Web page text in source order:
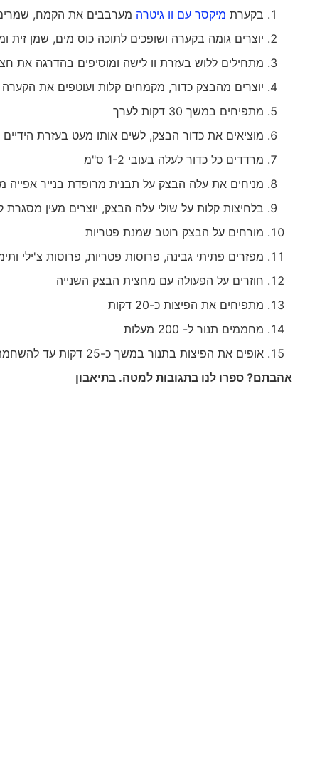
בקערת מיקסר עם וו גיטרה מערבבים את הקמח, שמרים
יוצרים גומה בקערה ושופכים לתוכה כוס מים, שמן זית
מתחילים ללוש בעזרת וו לישה ומוסיפים בהדרגה את
יוצרים מהבצק כדור, מקמחים קלות ועוטפים את הקערה
מתפיחים במשך 30 דקות לערך
מוציאים את כדור הבצק, לשים אותו מעט בעזרת
מרדדים כל כדור לעלה בעובי 1-2 ס"מ
מניחים את עלה הבצק על תבנית מרופדת בנייר אפייה
בלחיצות קלות על שולי עלה הבצק, יוצרים מעין מסגרת
מורחים על הבצק רוטב שמנת פטריות
מפזרים פתיתי גבינה, פרוסות פטריות, פרוסות צ'ילי
חוזרים על הפעולה עם מחצית הבצק השנייה
מתפיחים את הפיצות כ-20 דקות
מחממים תנור ל- 200 מעלות
אופים את הפיצות בתנור במשך כ-25 דקות עד להשחמה
אהבתם? ספרו לנו בתגובות למטה. בתיאבון